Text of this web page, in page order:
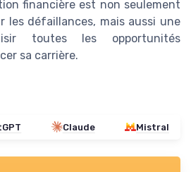
financière est non seulement
les défaillances, mais aussi une
toutes les opportunités
sa carrière.
Claude Mistral